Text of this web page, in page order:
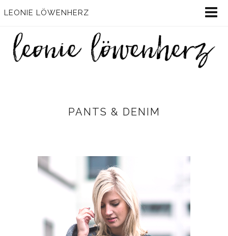
LEONIE LÖWENHERZ
PANTS & DENIM